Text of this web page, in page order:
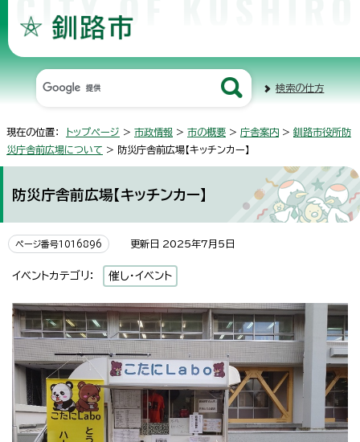
検索の仕方
現在の位置： トップページ > 市政情報 > 市の概要 > 庁舎案内 > 釧路市役所防
災庁舎前広場について > 防災庁舎前広場【キッチンカー】
防災庁舎前広場【キッチンカー】
ページ番号1016896 更新日 2025年7月5日
イベントカテゴリ： 催し・イベント